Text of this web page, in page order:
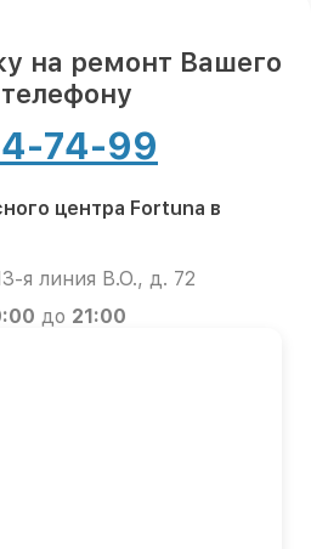
на ремонт Вашего
74-99
центра Fortuna в
я линия В.О., д. 72
до 21:00